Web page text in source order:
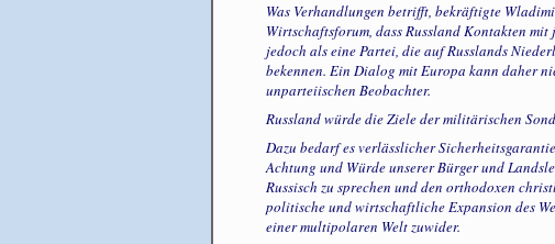
Was Verhandlungen betrifft, bekräftigte
Wirtschaftsforum, dass Russland Kontakten
jedoch als eine Partei, die auf Russlands
bekennen. Ein Dialog mit Europa kann daher
unparteiischen Beobachter.
Russland würde die Ziele der militärischen
Dazu bedarf es verlässlicher
Achtung und Würde unserer Bürger und
Russisch zu sprechen und den orthodoxen
politische und wirtschaftliche Expansion des
einer multipolaren Welt zuwider.